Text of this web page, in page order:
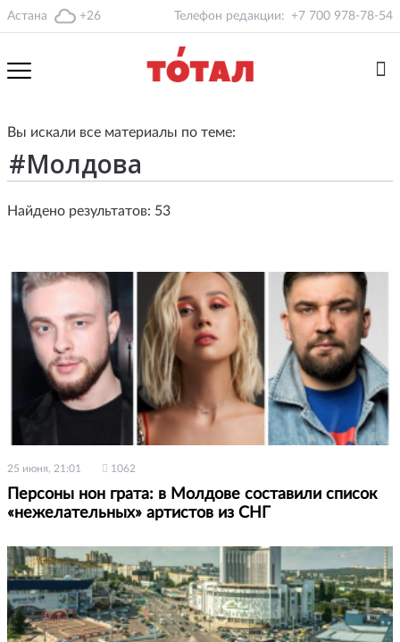
Астана +26 Телефон редакции: +7 700 978-78-54
Вы искали все материалы по теме:
Найдено результатов: 53
25 июня, 21:01 1062
Персоны нон грата: в Молдове составили список
«нежелательных» артистов из СНГ